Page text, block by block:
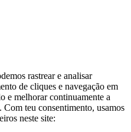
rastrear e analisar
de cliques e navegação em
e melhorar continuamente a
teu consentimento, usamos
neste site: